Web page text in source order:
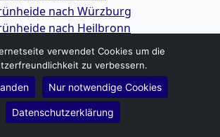
nach Würzburg
nach Heilbronn
nach Ulm
nach Pforzheim
nach Wolfsburg
nach Bottrop
nach Göttingen
nach Reutlingen
verwendet Cookies um die
zu verbessern.
Nur notwendige Cookies
Datenschutzerklärung